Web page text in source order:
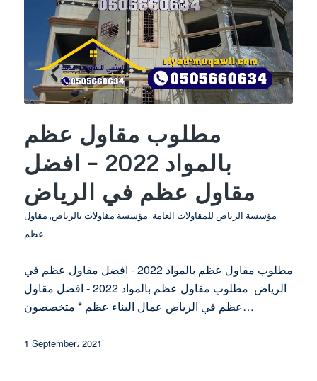
مطلوب مقاول عظم
بالمواد 2022 – افضل
مقاول عظم في الرياض
مؤسسة الرياض للمقاولات العامة, مؤسسة مقاولات بالرياض, مقاول
عظم
مطلوب مقاول عظم بالمواد 2022 - افضل مقاول عظم في
الرياض مطلوب مقاول عظم بالمواد 2022 - افضل مقاول
عظم في الرياض عمال البناء عظم * متخصصون…
1 September، 2021